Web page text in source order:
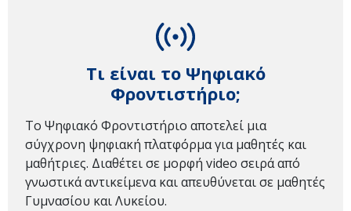
Τι είναι το Ψηφιακό
Φροντιστήριο;
Το Ψηφιακό Φροντιστήριο αποτελεί μια
σύγχρονη ψηφιακή πλατφόρμα για μαθητές και
μαθήτριες. Διαθέτει σε μορφή video σειρά από
γνωστικά αντικείμενα και απευθύνεται σε μαθητές
Γυμνασίου και Λυκείου.